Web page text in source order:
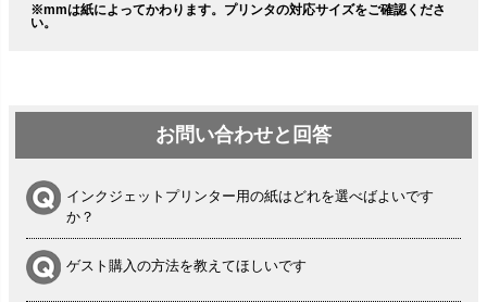
※mmは紙によってかわります。プリンタの対応サイズをご確認くださ
い。
お問い合わせと回答
インクジェットプリンター用の紙はどれを選べばよいです
か？
ゲスト購入の方法を教えてほしいです